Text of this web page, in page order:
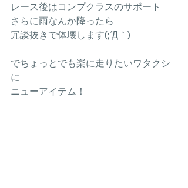
レース後はコンプクラスのサポート
さらに雨なんか降ったら
冗談抜きで体壊します(;´Д｀)
でちょっとでも楽に走りたいワタクシ
に
ニューアイテム！